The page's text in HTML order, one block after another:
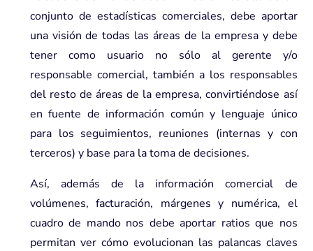
conjunto de estadísticas comerciales, debe aportar
una visión de todas las áreas de la empresa y debe
tener como usuario no sólo al gerente y/o
responsable comercial, también a los responsables
del resto de áreas de la empresa, convirtiéndose así
en fuente de información común y lenguaje único
para los seguimientos, reuniones (internas y con
terceros) y base para la toma de decisiones.
Así, además de la información comercial de
volúmenes, facturación, márgenes y numérica, el
cuadro de mando nos debe aportar ratios que nos
permitan ver cómo evolucionan las palancas claves